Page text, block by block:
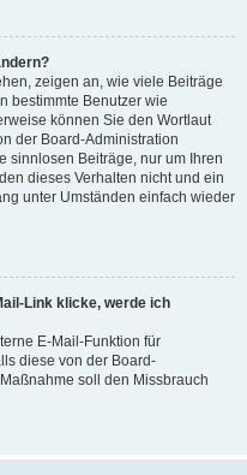
zeigen an, wie viele Beiträge
bestimmte Benutzer wie
können Sie den Wortlaut
der Board-Administration
sinnlosen Beiträge, nur um Ihren
dieses Verhalten nicht und ein
unter Umständen einfach wieder
Link klicke, werde ich
E-Mail-Funktion für
diese von der Board-
soll den Missbrauch